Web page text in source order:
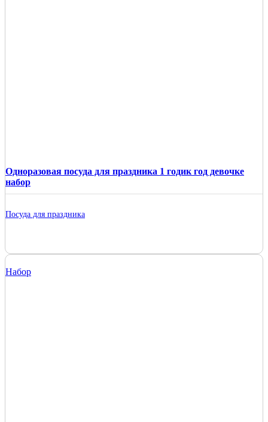
Одноразовая посуда для праздника 1 годик год девочке
набор
Посуда для праздника
Набор